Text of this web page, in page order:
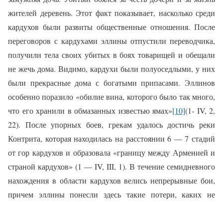
жителей деревень. Этот факт показывает, насколько среди
кардухов были развиты общественные отношения. После
переговоров с кардухами эллины отпустили переводчика,
получили тела своих убитых в боях товарищей и обещали
не жечь дома. Видимо, кардухи были полуоседлыми, у них
были прекрасные дома с богатыми припасами. Эллинов
особенно поразило «обилие вина, которого было так много,
что его хранили в обмазанных известью ямах»[10](1- IV, 2,
22). После упорных боев, грекам удалось достичь реки
Контрита, которая находилась на расстоянии 6 — 7 стадий
от гор кардухов и образовала «границу между Арменией и
страной кардухов» (1 — IV, III, 1). В течение семидневного
нахождения в области кардухов велись непрерывные бои,
причем эллины понесли здесь такие потери, каких не